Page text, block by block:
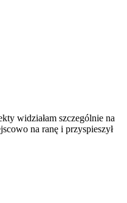
widziałam szczególnie na
na ranę i przyspieszył